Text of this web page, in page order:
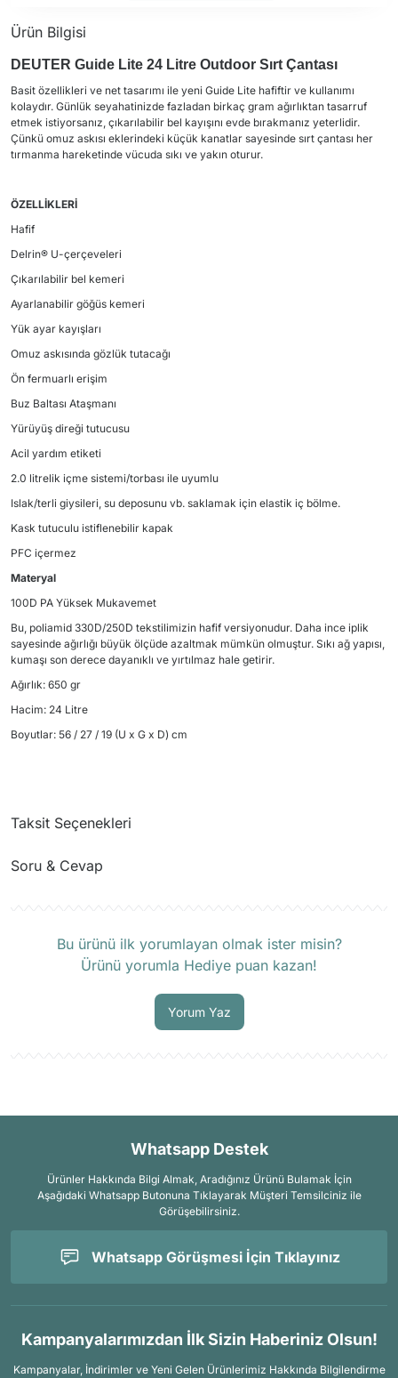
Ürün Bilgisi
DEUTER Guide Lite 24 Litre Outdoor Sırt Çantası
Basit özellikleri ve net tasarımı ile yeni Guide Lite hafiftir ve kullanımı
kolaydır. Günlük seyahatinizde fazladan birkaç gram ağırlıktan tasarruf
etmek istiyorsanız, çıkarılabilir bel kayışını evde bırakmanız yeterlidir.
Çünkü omuz askısı eklerindeki küçük kanatlar sayesinde sırt çantası her
tırmanma hareketinde vücuda sıkı ve yakın oturur.
ÖZELLİKLERİ
Hafif
Delrin® U-çerçeveleri
Çıkarılabilir bel kemeri
Ayarlanabilir göğüs kemeri
Yük ayar kayışları
Omuz askısında gözlük tutacağı
Ön fermuarlı erişim
Buz Baltası Ataşmanı
Yürüyüş direği tutucusu
Acil yardım etiketi
2.0 litrelik içme sistemi/torbası ile uyumlu
Islak/terli giysileri, su deposunu vb. saklamak için elastik iç bölme.
Kask tutuculu istiflenebilir kapak
PFC içermez
Materyal
100D PA Yüksek Mukavemet
Bu, poliamid 330D/250D tekstilimizin hafif versiyonudur. Daha ince iplik
sayesinde ağırlığı büyük ölçüde azaltmak mümkün olmuştur. Sıkı ağ yapısı,
kumaşı son derece dayanıklı ve yırtılmaz hale getirir.
Ağırlık: 650 gr
Hacim: 24 Litre
Boyutlar: 56 / 27 / 19 (U x G x D) cm
Taksit Seçenekleri
Soru & Cevap
Bu ürünü ilk yorumlayan olmak ister misin?
Ürünü yorumla Hediye puan kazan!
Yorum Yaz
Whatsapp Destek
Ürünler Hakkında Bilgi Almak, Aradığınız Ürünü Bulamak İçin
Aşağıdaki Whatsapp Butonuna Tıklayarak Müşteri Temsilciniz ile
Görüşebilirsiniz.
Whatsapp Görüşmesi İçin Tıklayınız
Kampanyalarımızdan İlk Sizin Haberiniz Olsun!
Kampanyalar, İndirimler ve Yeni Gelen Ürünlerimiz Hakkında Bilgilendirme